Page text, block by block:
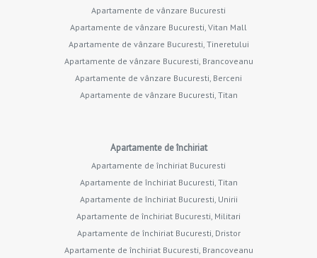
Apartamente de vânzare Bucuresti
Apartamente de vânzare Bucuresti, Vitan Mall
Apartamente de vânzare Bucuresti, Tineretului
Apartamente de vânzare Bucuresti, Brancoveanu
Apartamente de vânzare Bucuresti, Berceni
Apartamente de vânzare Bucuresti, Titan
Apartamente de închiriat
Apartamente de închiriat Bucuresti
Apartamente de închiriat Bucuresti, Titan
Apartamente de închiriat Bucuresti, Unirii
Apartamente de închiriat Bucuresti, Militari
Apartamente de închiriat Bucuresti, Dristor
Apartamente de închiriat Bucuresti, Brancoveanu